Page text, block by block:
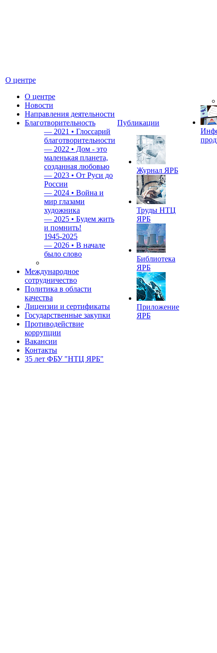
О центре
О центре
Новости
Направления деятельности
Благотворительность
— 2021 • Глоссарий
благотворительности
— 2022 • Дом - это
маленькая планета,
созданная любовью
— 2023 • От Руси до
России
— 2024 • Война и
мир глазами
художника
— 2025 • Будем жить
и помнить!
1945-2025
— 2026 • В начале
было слово
Международное
сотрудничество
Политика в области
качества
Лицензии и сертификаты
Государственные закупки
Противодействие
коррупции
Вакансии
Контакты
35 лет ФБУ "НТЦ ЯРБ"
Публикации
Журнал ЯРБ
Труды НТЦ
ЯРБ
Библиотека
ЯРБ
Приложение
ЯРБ